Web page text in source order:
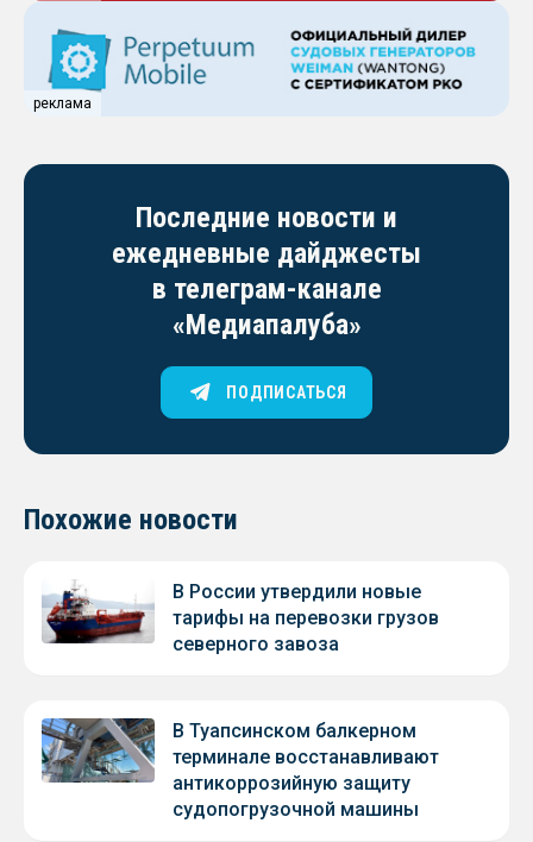
реклама
Последние новости и
ежедневные дайджесты
в телеграм-канале
«Медиапалуба»
ПОДПИСАТЬСЯ
Похожие новости
В России утвердили новые
тарифы на перевозки грузов
северного завоза
В Туапсинском балкерном
терминале восстанавливают
антикоррозийную защиту
судопогрузочной машины